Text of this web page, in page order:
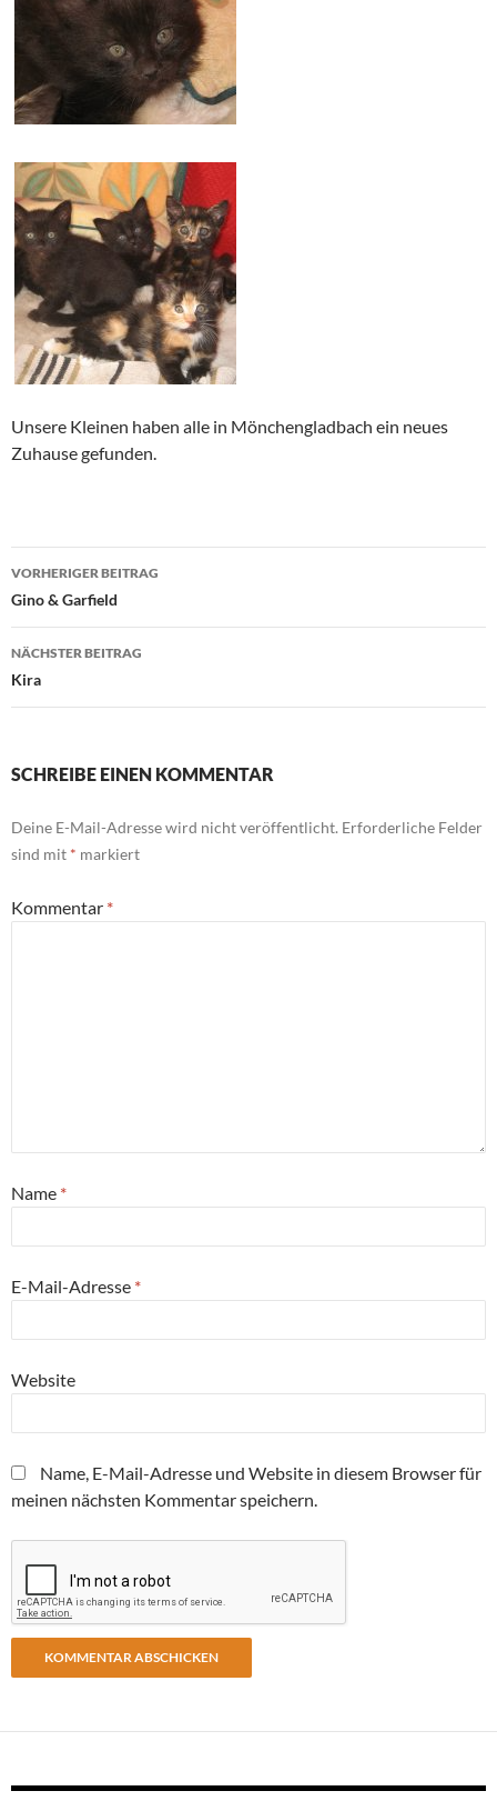
Unsere Kleinen haben alle in Mönchengladbach ein neues
Zuhause gefunden.
Beitragsnavigation
VORHERIGER BEITRAG
Gino & Garfield
NÄCHSTER BEITRAG
Kira
SCHREIBE EINEN KOMMENTAR
Deine E-Mail-Adresse wird nicht veröffentlicht. Erforderliche Felder
sind mit * markiert
Kommentar *
Name *
E-Mail-Adresse *
Website
Name, E-Mail-Adresse und Website in diesem Browser für
meinen nächsten Kommentar speichern.